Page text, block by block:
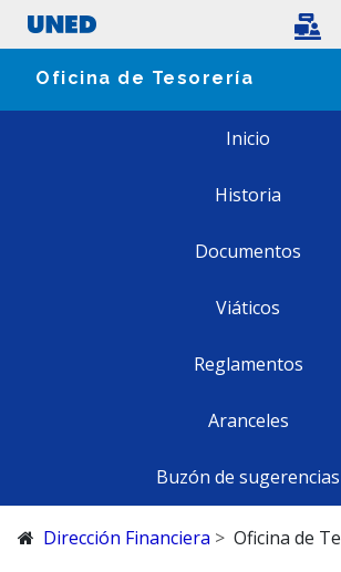
Oficina de Tesorería
Inicio
Historia
Documentos
Viáticos
Reglamentos
Aranceles
Buzón de sugerencias
Dirección Financiera Oficina de